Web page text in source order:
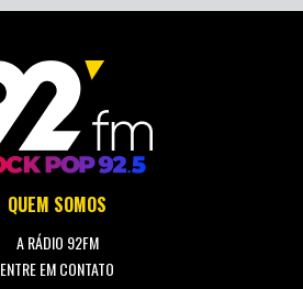
QUEM SOMOS
A RÁDIO 92FM
ENTRE EM CONTATO